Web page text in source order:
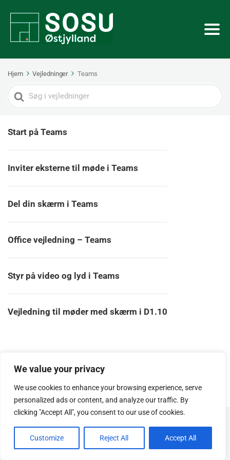
We value your privacy
We use cookies to enhance your browsing experience, serve
personalized ads or content, and analyze our traffic. By
clicking "Accept All", you consent to our use of cookies.
Customize Reject All Accept All
Hjem Vejledninger Teams
Search
For
Start på Teams
Inviter eksterne til møde i Teams
Del din skærm i Teams
Office vejledning – Teams
Styr på video og lyd i Teams
Vejledning til møder med skærm i D1.10
© CopyrightSOSUhjælp.